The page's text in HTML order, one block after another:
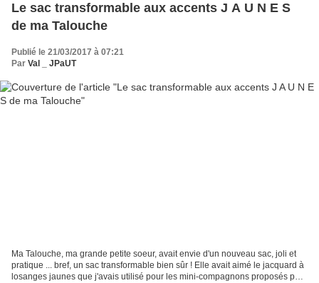
Le sac transformable aux accents J A U N E S
de ma Talouche
Publié le 21/03/2017 à 07:21
Par Val _ JPaUT
Ma Talouche, ma grande petite soeur, avait envie d'un nouveau sac, joli et
pratique ... bref, un sac transformable bien sûr ! Elle avait aimé le jacquard à
losanges jaunes que j'avais utilisé pour les mini-compagnons proposés pour